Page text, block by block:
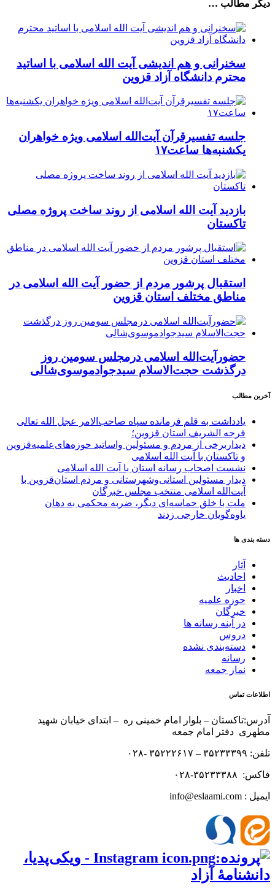
دیگر مطالب …
سخنرانی و هم اندیشی آیت الله اسلامی با اساتید
محترم دانشگاه آزاد قزوین
جلسه تفسیرقرآن آیت‌الله اسلامی ویژه خواهران
یکشنبه‌ها ساعت۱۷
بازدید آیت الله اسلامی از روند ساخت پروژه مصلی
تاکستان
استقبال پرشور مردم از حضور آیت الله اسلامی در
مناطق مختلف استان قزوین
حضورآیت‌الله اسلامی درمجلس سومین روز
درگذشت حجت‌الاسلام سیدجوادموسوی‌شالی
آخرین مطالب
یادداشت به قلم فرمانده سپاه صاحب‌الامر عجل الله تعالی
فرجه الشریف استان قزوین؛
دیداربرخی از مردم و مسئولین واساتید حوزه‌های‌علمیه‌قزوین
و تاکستان با آیت الله اسلامی
نشست اصحاب رسانه استان با آیت الله اسلامی
دیدار مسئولین استانی‌وشهرستانی و مردم‌ استان‌قزوین با
آیت‌الله‌ اسلامی منتخب مجلس‌ خبرگان
ملت با خلق حماسه‌ای دیگر، ضربه محکمی به دهان
یاوه‌گویان خارجی زدند
دسته بندی ها
آثار
احادیث
اخبار
حوزه علمیه
خبرگان
در آینه رسانه ها
دروس
دسته‌بندی نشده
رسانه
نماز جمعه
اطلاعات تماس
آدرس:تاکستان – بلوار امام خمینی ره – ابتدای خیابان شهید
مطهری دفتر امام جمعه
تلفن: ۳۵۲۳۳۳۹۹ – ۳۵۲۲۲۶۱۷ -۰۲۸
فاکس: ۳۵۲۳۳۳۸۸-۰۲۸
ایمیل : info@eslaami.com